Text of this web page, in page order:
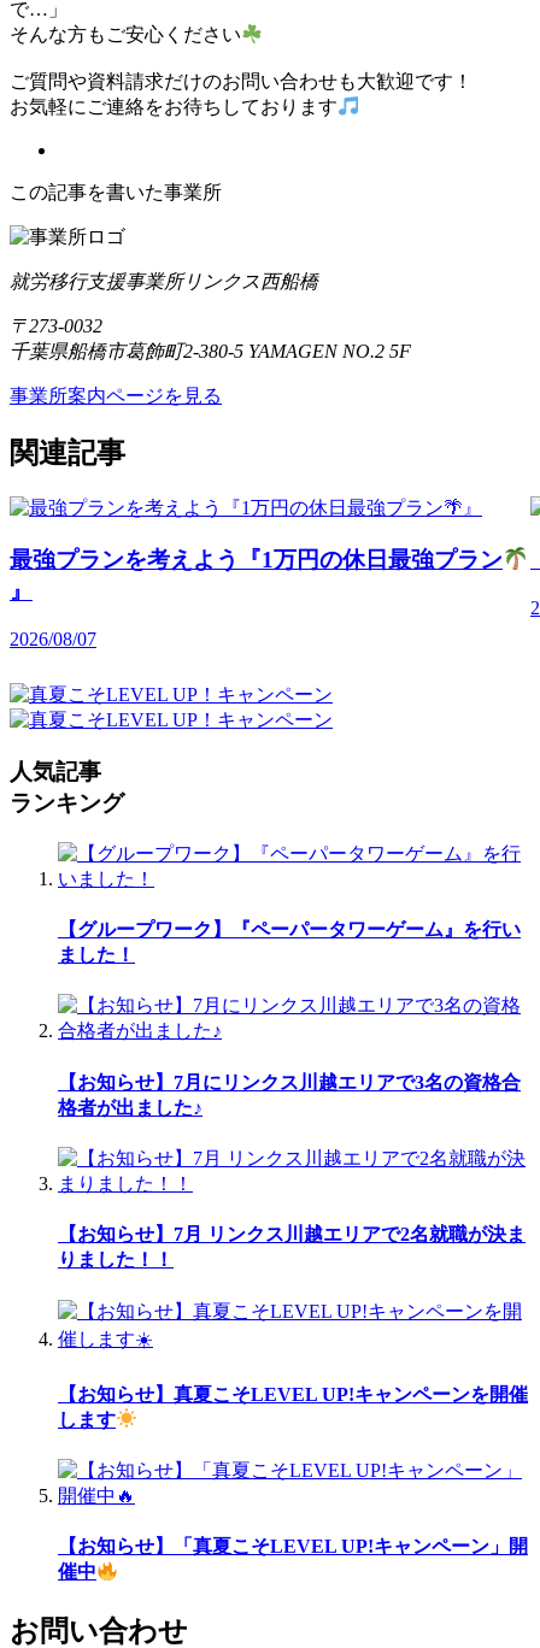
で…」
そんな方もご安心ください
ご質問や資料請求だけのお問い合わせも大歓迎です！
お気軽にご連絡をお待ちしております
この記事を書いた事業所
就労移行支援事業所リンクス西船橋
〒273-0032
千葉県船橋市葛飾町2-380-5 YAMAGEN NO.2 5F
事業所案内ページを見る
関連記事
最強プランを考えよう『1万円の休日最強プラン
』
2026/08/07
人気記事
ランキング
【グループワーク】『ペーパータワーゲーム』を行い
ました！
【お知らせ】7月にリンクス川越エリアで3名の資格合
格者が出ました♪
【お知らせ】7月 リンクス川越エリアで2名就職が決ま
りました！！
【お知らせ】真夏こそLEVEL UP!キャンペーンを開催
します
【お知らせ】「真夏こそLEVEL UP!キャンペーン」開
催中
お問い合わせ